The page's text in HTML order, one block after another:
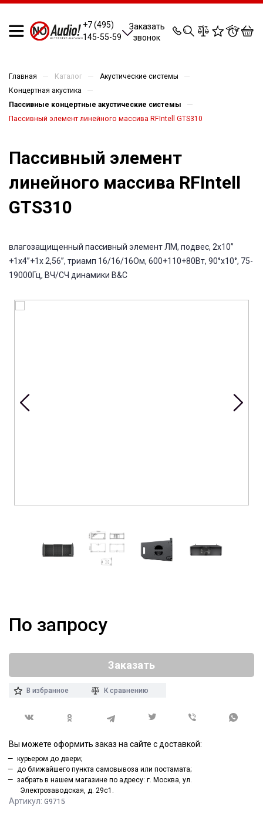
+7 (495)
145-55-59
Заказать
звонок
0 0 0 0
Главная — Каталог — Акустические системы —
Концертная акустика —
Пассивные концертные акустические системы —
Пассивный элемент линейного массива RFIntell GTS310
Пассивный элемент
линейного массива RFIntell
GTS310
влагозащищенный пассивный элемент ЛМ, подвес, 2х10”
+1x4”+1x 2,56”, триамп 16/16/16Ом, 600+110+80Вт, 90°х10°, 75-
19000Гц, ВЧ/СЧ динамики B&C
Артикул: G9715
По запросу
Заказать
В избранное К сравнению
Вы можете оформить заказ на сайте с доставкой:
курьером до двери;
до ближайшего пункта самовывоза или постамата;
забрать в нашем магазине по адресу: г. Москва, ул.
Электрозаводская, д. 29с1.